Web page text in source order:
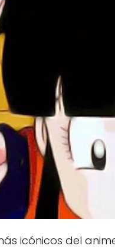
icónicos del